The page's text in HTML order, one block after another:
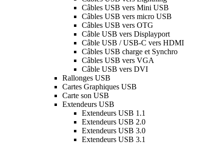
Câbles USB vers Mini USB
Câbles USB vers micro USB
Câbles USB vers OTG
Câble USB vers Displayport
Câble USB / USB-C vers HDMI
Câbles USB charge et Synchro
Câbles USB vers VGA
Câble USB vers DVI
Rallonges USB
Cartes Graphiques USB
Carte son USB
Extendeurs USB
Extendeurs USB 1.1
Extendeurs USB 2.0
Extendeurs USB 3.0
Extendeurs USB 3.1